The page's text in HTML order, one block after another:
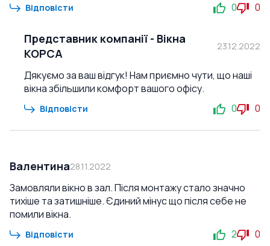
Відповісти 0 0
Представник компанії - Вікна
КОРСА
23.12.2022
Дякуємо за ваш відгук! Нам приємно чути, що наші
вікна збільшили комфорт вашого офісу.
Відповісти 0 0
Валентина28.11.2022
Замовляли вікно в зал. Після монтажу стало значно
тихіше та затишніше. Єдиний мінус що після себе не
помили вікна.
Відповісти 2 0